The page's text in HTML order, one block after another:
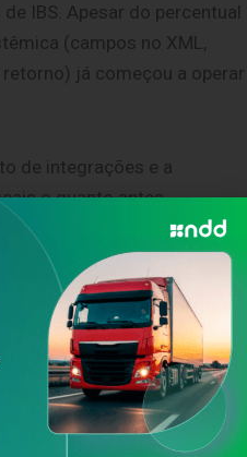
IBS. Apesar do percentual
(campos no XML,
já começou a operar
de integrações e a
o quanto antes.
consumirá
e desviará o foco do
é a decisão mais
da CBS e IBS na
a diretoria desenhe um
do ERP.